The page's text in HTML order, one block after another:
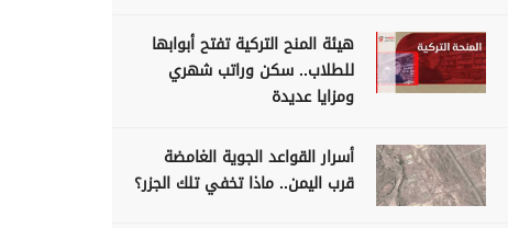
هيئة المنح التركية تفتح أبوابها
للطلاب.. سكن وراتب شهري
ومزايا عديدة
أسرار القواعد الجوية الغامضة
قرب اليمن.. ماذا تخفي تلك الجزر؟